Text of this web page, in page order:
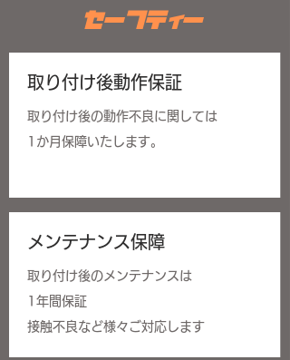
​セーフティー
​取り付け後動作保証
取り付け後の動作不良に関しては
1か月保障いたします。
​メンテナンス保障
取り付け後のメンテナンスは
​1年間保証
接触不良など様々ご対応します